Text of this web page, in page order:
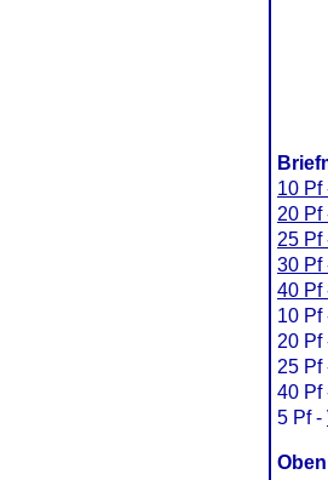
10 Pf
20 Pf
25 Pf
30 Pf
40 Pf
10 Pf
20 Pf
25 Pf
40 Pf
5 Pf -